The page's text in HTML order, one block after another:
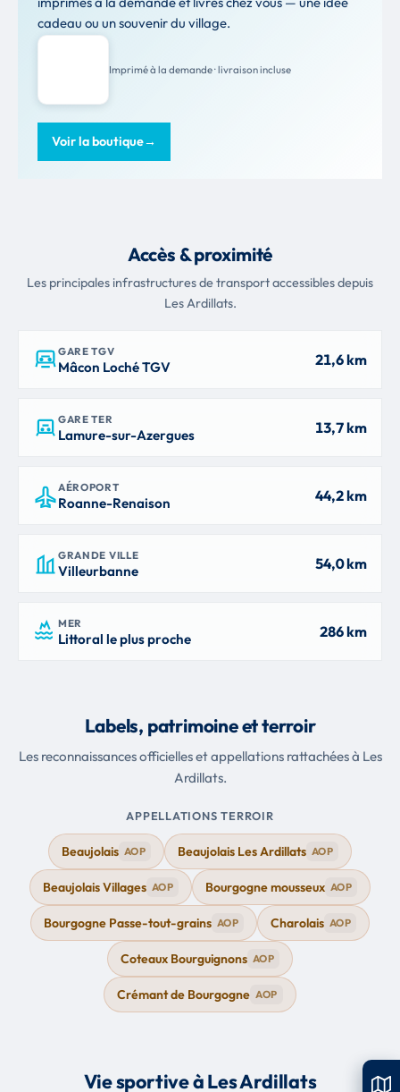
cadeau ou un souvenir du village.
Imprimé à la demande · livraison incluse
Voir la boutique→
Accès & proximité
Les principales infrastructures de transport accessibles depuis
Les Ardillats.
GARE TGV
Mâcon Loché TGV 21,6 km
GARE TER
Lamure-sur-Azergues 13,7 km
AÉROPORT
Roanne-Renaison 44,2 km
GRANDE VILLE
Villeurbanne 54,0 km
MER
Littoral le plus proche 286 km
Labels, patrimoine et terroir
Les reconnaissances officielles et appellations rattachées à Les
Ardillats.
APPELLATIONS TERROIR
Beaujolais AOP Beaujolais Les Ardillats AOP
Beaujolais Villages AOP Bourgogne mousseux AOP
Bourgogne Passe-tout-grains AOP Charolais AOP
Coteaux Bourguignons AOP
Crémant de Bourgogne AOP
Vie sportive à Les Ardillats